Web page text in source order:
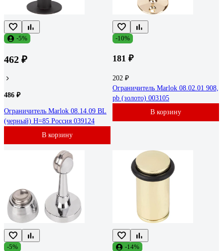
-5%
462 ₽
486 ₽
Ограничитель Marlok 08.14.09 BL
(черный) H=85 Россия 039124
В корзину
-10%
181 ₽
202 ₽
Ограничитель Marlok 08.02.01 908,
pb (золото) 003105
В корзину
-5% -14%